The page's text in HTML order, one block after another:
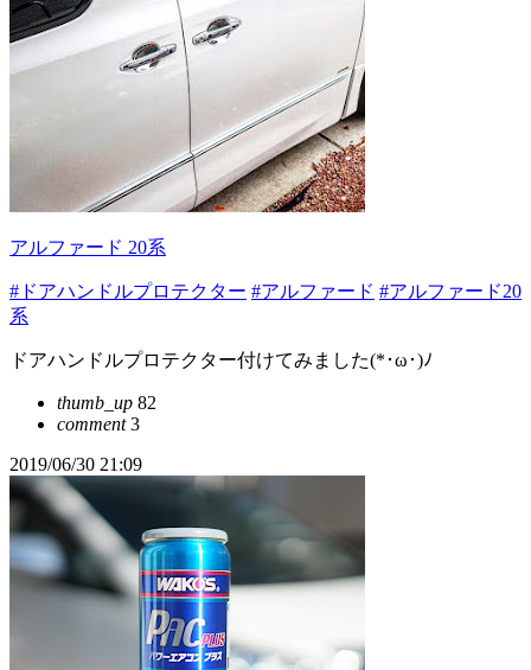
アルファード 20系
#ドアハンドルプロテクター #アルファード #アルファード20
系
ドアハンドルプロテクター付けてみました(*･ω･)ﾉ
thumb_up 82
comment3
2019/06/30 21:09